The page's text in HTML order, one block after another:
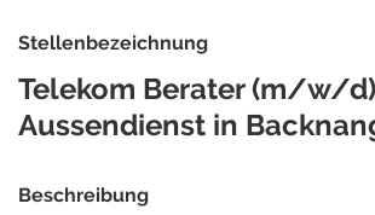
Stellenbezeichnung
Telekom Berater (m/w/
Aussendienst in
Beschreibung